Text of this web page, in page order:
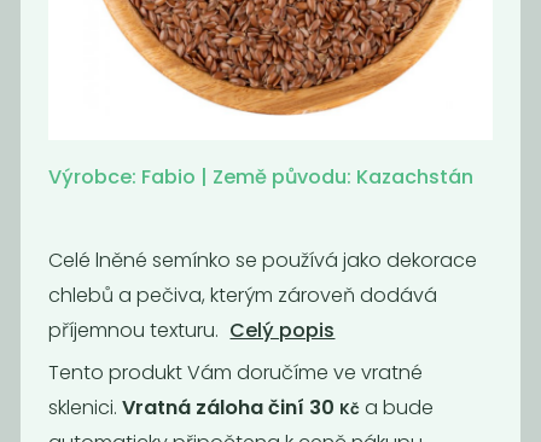
Lněné semínko
Lněné semínko
hnědé
Výrobce: Fabio | Země původu: Kazachstán
Celé lněné semínko se používá jako dekorace
chlebů a pečiva, kterým zároveň dodává
příjemnou texturu. Celý popis
Tento produkt Vám doručíme ve vratné
sklenici. Vratná záloha činí 30 Kč a bude